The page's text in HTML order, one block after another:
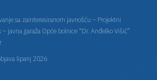
sa zainteresiranom javnošću – Projektni
– javna garaža Opće bolnice “Dr. Anđelko Višić”
lipanj 2026